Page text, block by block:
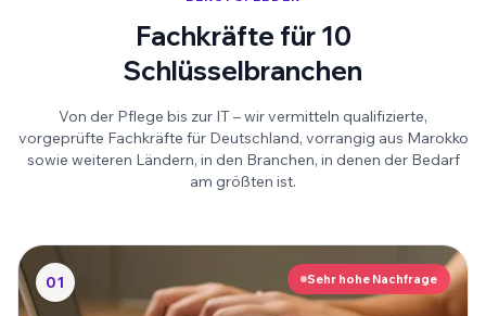
Fachkräfte für 10
Schlüsselbranchen
Von der Pflege bis zur IT – wir vermitteln qualifizierte,
vorgeprüfte Fachkräfte für Deutschland, vorrangig aus Marokko
sowie weiteren Ländern, in den Branchen, in denen der Bedarf
am größten ist.
01 Sehr hohe Nachfrage